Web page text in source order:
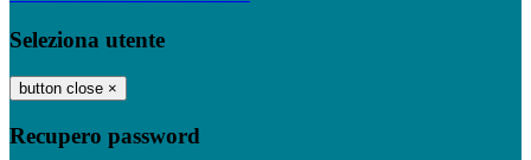
Seleziona utente
button close ×
Recupero password